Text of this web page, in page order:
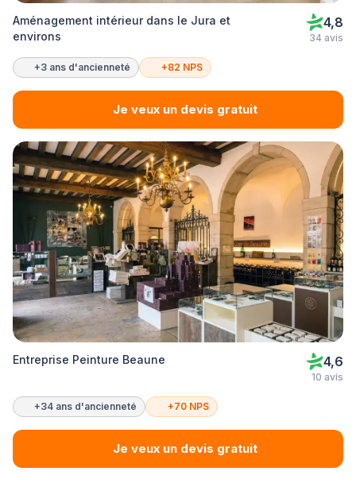
Aménagement intérieur dans le Jura et
environs
4,8
34 avis
+3 ans d'ancienneté +82 NPS
Je veux un devis gratuit
Entreprise Peinture Beaune 4,6
10 avis
+34 ans d'ancienneté +70 NPS
Je veux un devis gratuit